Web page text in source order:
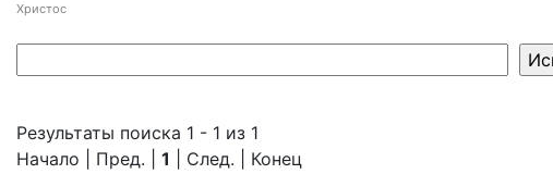
Христос
Результаты поиска 1 - 1 из 1
Начало | Пред. | 1 | След. | Конец